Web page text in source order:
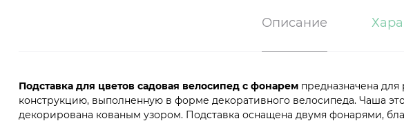
Описание
Подставка для цветов садовая велосипед с фонарем предназначена
конструкцию, выполненную в форме декоративного велосипеда. Чаша
декорирована кованым узором. Подставка оснащена двумя фонарями,